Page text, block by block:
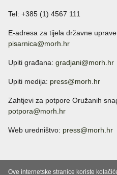
Tel: +385 (1) 4567 111
E-adresa za tijela državne
pisarnica@morh.hr
Upiti građana: gradjani@morh.hr
Upiti medija: press@morh.hr
Zahtjevi za potpore Oružanih
potpora@morh.hr
Web uredništvo: press@morh.hr
Ove internetske stranice koriste